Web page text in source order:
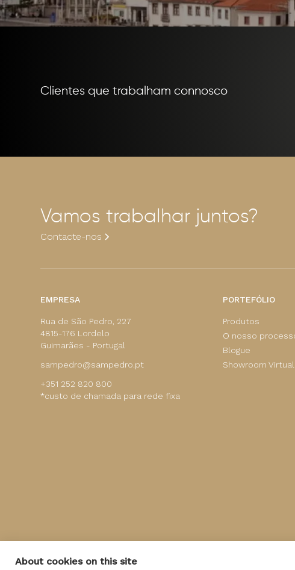
Clientes que trabalham connosco
Vamos trabalhar juntos?
Contacte-nos
EMPRESA
Rua de São Pedro, 227
4815-176 Lordelo
Guimarães - Portugal
sampedro@sampedro.pt
+351 252 820 800
*custo de chamada para rede fixa
PORTEFÓLIO
Produtos
O nosso
Blogue
Showroom Virtual
About cookies on this site